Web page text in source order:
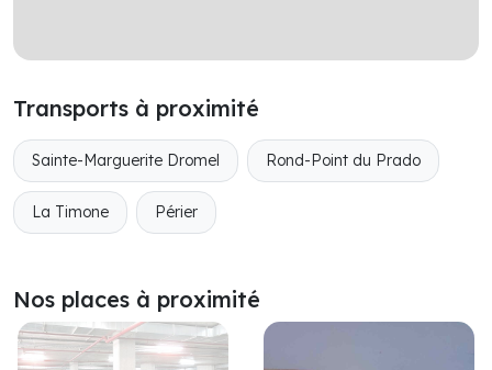
Transports à proximité
Sainte-Marguerite Dromel Rond-Point du Prado
La Timone Périer
Nos places à proximité